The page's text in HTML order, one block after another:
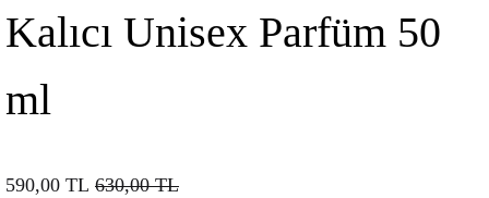
Kalıcı Unisex Parfüm 50
ml
590,00 TL 630,00TL